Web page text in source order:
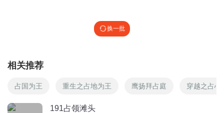
换一批
相关推荐
占国为王 重生之占地为王 鹰扬拜占庭 穿越之占心
191占领滩头